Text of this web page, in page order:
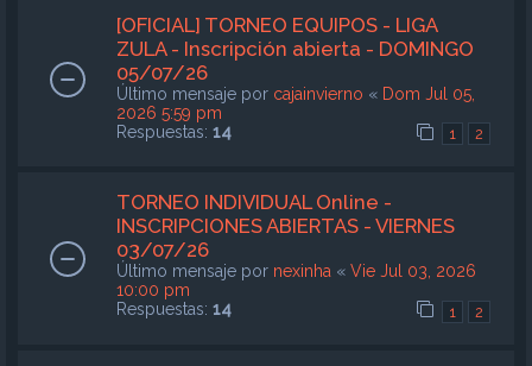
[OFICIAL] TORNEO EQUIPOS - LIGA
ZULA - Inscripción abierta - DOMINGO
05/07/26
Último mensaje por cajainvierno « Dom Jul 05,
2026 5:59 pm
Respuestas: 14 1 2
TORNEO INDIVIDUAL Online -
INSCRIPCIONES ABIERTAS - VIERNES
03/07/26
Último mensaje por nexinha « Vie Jul 03, 2026
10:00 pm
Respuestas: 14 1 2